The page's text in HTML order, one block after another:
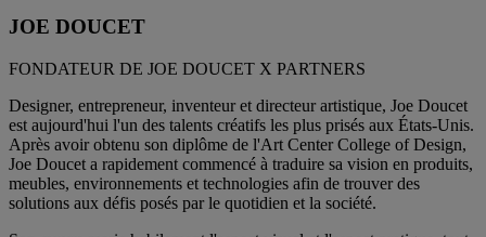
JOE DOUCET
FONDATEUR DE JOE DOUCET X PARTNERS
Designer, entrepreneur, inventeur et directeur artistique, Joe Doucet
est aujourd'hui l'un des talents créatifs les plus prisés aux États-Unis.
Après avoir obtenu son diplôme de l'Art Center College of Design,
Joe Doucet a rapidement commencé à traduire sa vision en produits,
meubles, environnements et technologies afin de trouver des
solutions aux défis posés par le quotidien et la société.